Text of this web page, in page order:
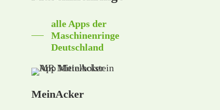
alle Apps der
Maschinenringe
Deutschland
MeinAcker